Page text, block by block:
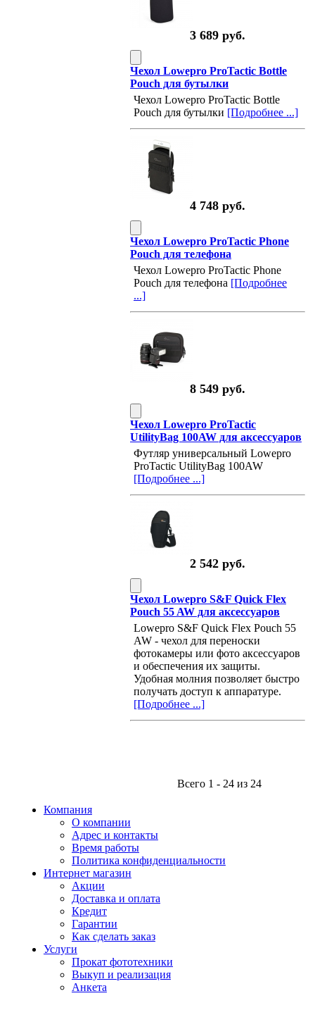
3 689 руб.
Чехол Lowepro ProTactic Bottle
Pouch для бутылки
Чехол Lowepro ProTactic Bottle
Pouch для бутылки [Подробнее ...]
4 748 руб.
Чехол Lowepro ProTactic Phone
Pouch для телефона
Чехол Lowepro ProTactic Phone
Pouch для телефона [Подробнее
...]
8 549 руб.
Чехол Lowepro ProTactic
UtilityBag 100AW для аксессуаров
Футляр универсальный Lowepro
ProTactic UtilityBag 100AW
[Подробнее ...]
2 542 руб.
Чехол Lowepro S&F Quick Flex
Pouch 55 AW для аксессуаров
Lowepro S&F Quick Flex Pouch 55
AW - чехол для переноски
фотокамеры или фото аксессуаров
и обеспечения их защиты.
Удобная молния позволяет быстро
получать доступ к аппаратуре.
[Подробнее ...]
Всего 1 - 24 из 24
Компания
О компании
Адрес и контакты
Время работы
Политика конфиденциальности
Интернет магазин
Акции
Доставка и оплата
Кредит
Гарантии
Как сделать заказ
Услуги
Прокат фототехники
Выкуп и реализация
Анкета